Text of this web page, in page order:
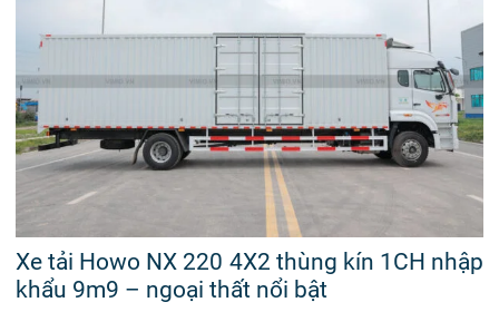
Xe tải Howo NX 220 4X2 thùng kín 1CH nhập
khẩu 9m9 – ngoại thất nổi bật